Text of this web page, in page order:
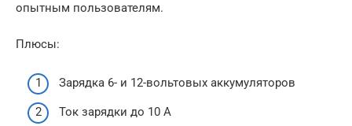
опытным пользователям.
Плюсы:
Зарядка 6- и 12-вольтовых аккумуляторов
Ток зарядки до 10 А